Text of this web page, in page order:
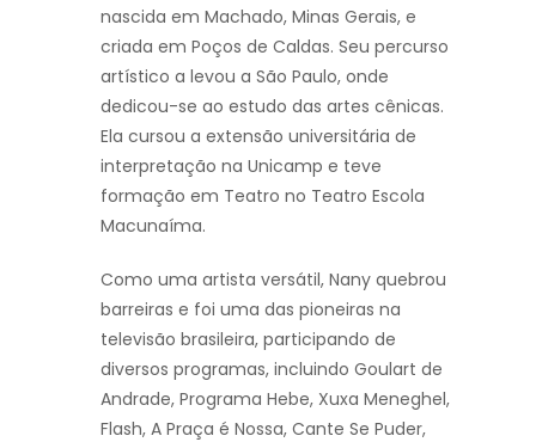
nascida em Machado, Minas Gerais, e
criada em Poços de Caldas. Seu percurso
artístico a levou a São Paulo, onde
dedicou-se ao estudo das artes cênicas.
Ela cursou a extensão universitária de
interpretação na Unicamp e teve
formação em Teatro no Teatro Escola
Macunaíma.
Como uma artista versátil, Nany quebrou
barreiras e foi uma das pioneiras na
televisão brasileira, participando de
diversos programas, incluindo Goulart de
Andrade, Programa Hebe, Xuxa Meneghel,
Flash, A Praça é Nossa, Cante Se Puder,